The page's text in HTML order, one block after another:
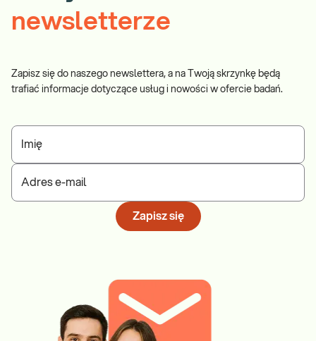
newsletterze
Zapisz się do naszego newslettera, a na Twoją skrzynkę będą
trafiać informacje dotyczące usług i nowości w ofercie badań.
Imię
Adres e-mail
Zapisz się